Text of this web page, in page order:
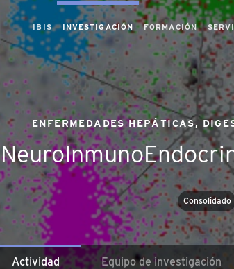
IBIS INVESTIGACIÓN FORMACIÓN
ENFERMEDADES HEPÁTICAS,
Consolidado
Actividad Equipo de investigación